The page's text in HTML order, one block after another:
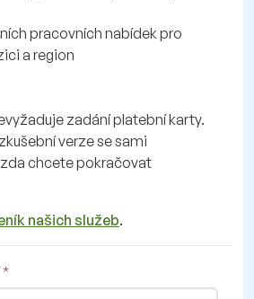
pracovních nabídek pro
a region
zadání platební karty.
verze se sami
chcete pokračovat
našich služeb.